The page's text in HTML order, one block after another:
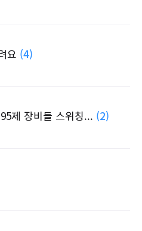
요 (4)
제 장비들 스위칭... (2)